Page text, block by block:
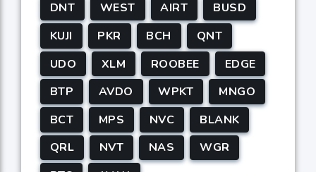
DNT
WEST AIRT
BUSD
KUJI
PKR BCH
QNT
UDO
XLM ROOBEE
EDGE
BTP
AVDO WPKT
MNGO
BCT
MPS NVC
BLANK
QRL
NVT NAS
WGR